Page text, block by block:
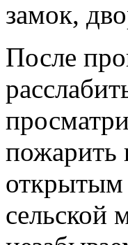
замок,
После
пожарить
открытым
сельской